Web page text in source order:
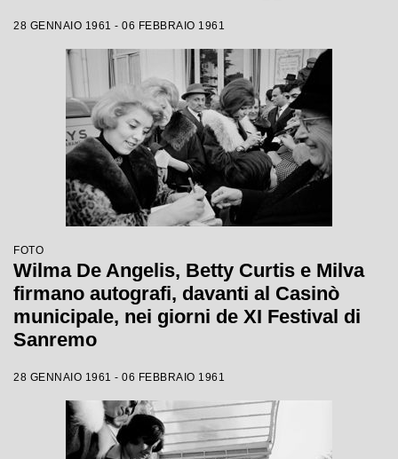
Renis e Betty Curtis
28 GENNAIO 1961 - 06 FEBBRAIO 1961
FOTO
Wilma De Angelis, Betty Curtis e Milva
firmano autografi, davanti al Casinò
municipale, nei giorni de XI Festival di
Sanremo
28 GENNAIO 1961 - 06 FEBBRAIO 1961